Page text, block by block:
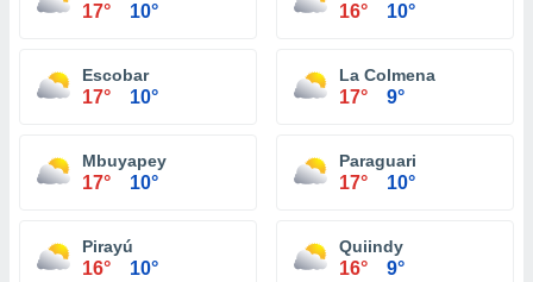
17° 10° 16° 10°
Escobar
17° 10°
La Colmena
17° 9°
Mbuyapey
17° 10°
Paraguari
17° 10°
Pirayú
16° 10°
Quiindy
16° 9°